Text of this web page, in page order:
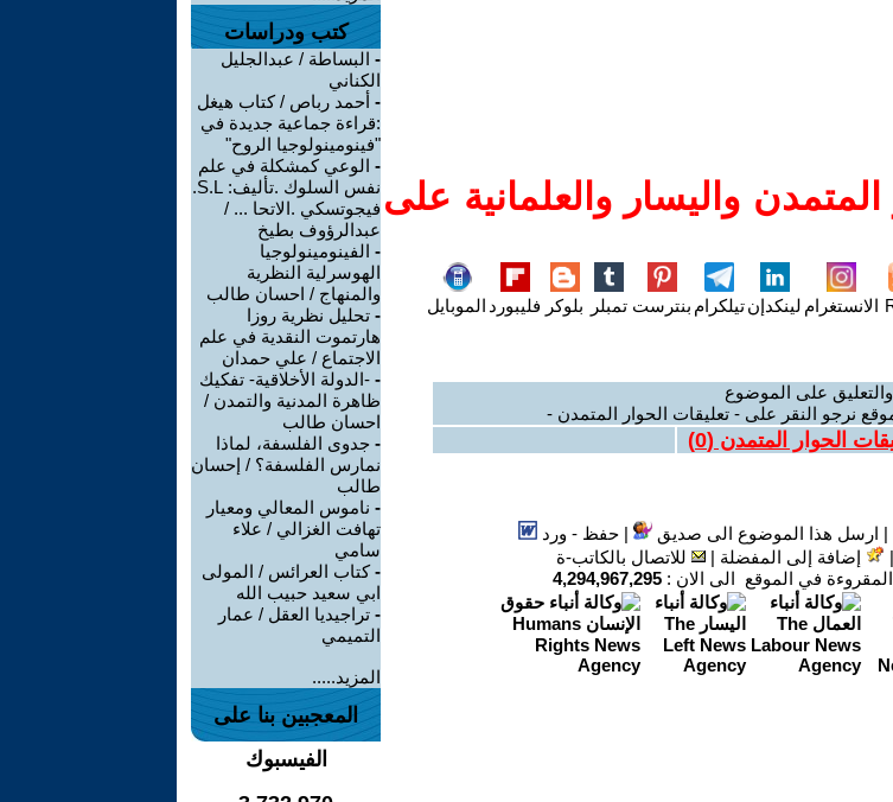
واليسار والعلمانية على
الانستغرام لينكدإنتيلكرام بنترست تمبلر بلوكر فليبورد الموبايل
على الموضوع
نرجو النقر على - تعليقات الحوار المتمدن -
الحوار المتمدن (0
)
| ارسل هذا الموضوع الى صديق |حفظ - ورد
| إضافة إلى المفضلة |
للاتصال بالكاتب-ة
في الموقع الى الان : 4,294,967,295
كتب ودراسات
- البساطة / عبدالجليل
الكناني
- أحمد رباص / كتاب هيغل
:قراءة جماعية جديدة في
"فينومينولوجيا الروح"
- الوعي كمشكلة في علم
نفس السلوك .تأليف: S.L.
فيجوتسكي .الاتحا ... /
عبدالرؤوف بطيخ
- الفينومينولوجيا
الهوسرلية النظرية
والمنهاج / احسان طالب
- تحليل نظرية روزا
هارتموت النقدية في علم
الاجتماع / علي حمدان
- -الدولة الأخلاقية- تفكيك
ظاهرة المدنية والتمدن /
احسان طالب
- جدوى الفلسفة، لماذا
نمارس الفلسفة؟ / إحسان
طالب
- ناموس المعالي ومعيار
تهافت الغزالي / علاء
سامي
-كتاب العرائس / المولى
ابي سعيد حبيب الله
- تراجيديا العقل / عمار
التميمي
المزيد.....
المعجبين بنا على
الفيسبوك